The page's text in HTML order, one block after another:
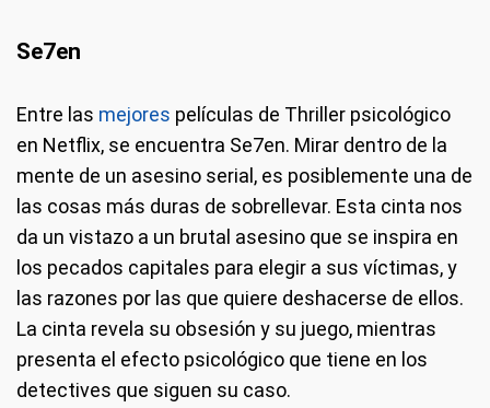
Se7en
Entre las mejores películas de Thriller psicológico
en Netflix, se encuentra Se7en. Mirar dentro de la
mente de un asesino serial, es posiblemente una de
las cosas más duras de sobrellevar. Esta cinta nos
da un vistazo a un brutal asesino que se inspira en
los pecados capitales para elegir a sus víctimas, y
las razones por las que quiere deshacerse de ellos.
La cinta revela su obsesión y su juego, mientras
presenta el efecto psicológico que tiene en los
detectives que siguen su caso.